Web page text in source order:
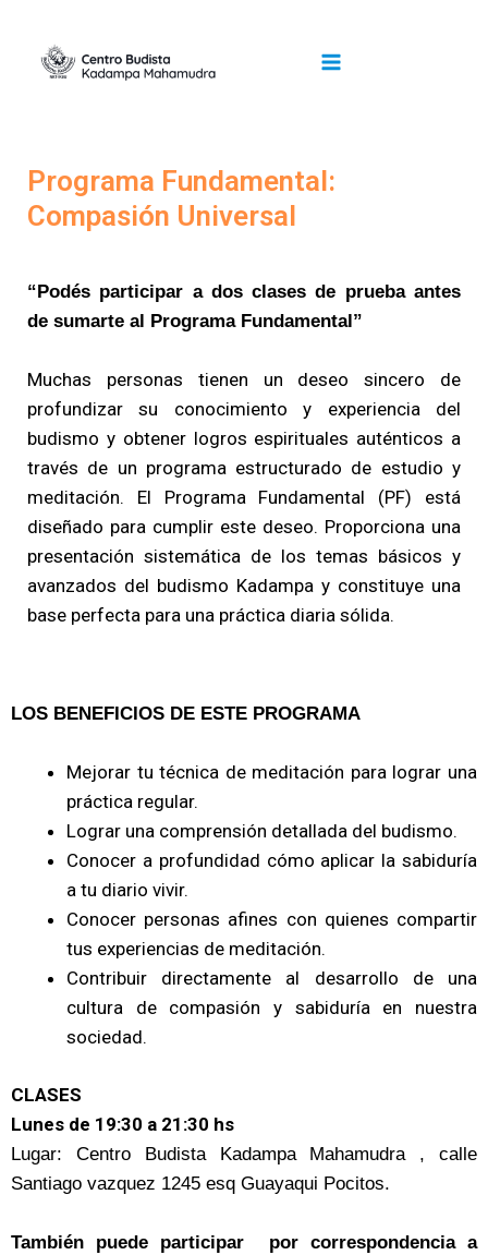
content
Programa Fundamental:
Compasión Universal
“Podés participar a dos clases de prueba antes
de sumarte al Programa Fundamental”
Muchas personas tienen un deseo sincero de
profundizar su conocimiento y experiencia del
budismo y obtener logros espirituales auténticos a
través de un programa estructurado de estudio y
meditación. El Programa Fundamental (PF) está
diseñado para cumplir este deseo. Proporciona una
presentación sistemática de los temas básicos y
avanzados del budismo Kadampa y constituye una
base perfecta para una práctica diaria sólida.
LOS BENEFICIOS DE ESTE PROGRAMA
Mejorar tu técnica de meditación para lograr una
práctica regular.
Lograr una comprensión detallada del budismo.
Conocer a profundidad cómo aplicar la sabiduría
a tu diario vivir.
Conocer personas afines con quienes compartir
tus experiencias de meditación.
Contribuir directamente al desarrollo de una
cultura de compasión y sabiduría en nuestra
sociedad.
CLASES
Lunes de 19:30 a 21:30 hs
Lugar: Centro Budista Kadampa Mahamudra , calle
Santiago vazquez 1245 esq Guayaqui Pocitos.
También puede participar por correspondencia a